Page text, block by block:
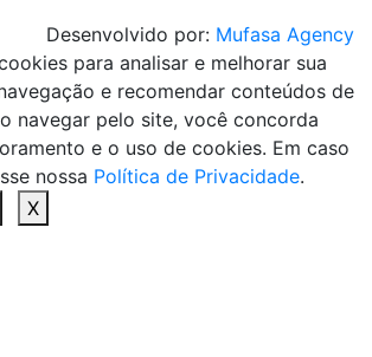
Desenvolvido por: Mufasa Agency
para analisar e melhorar sua
e recomendar conteúdos de
navegar pelo site, você concorda
e o uso de cookies. Em caso
nossa Política de Privacidade.
X